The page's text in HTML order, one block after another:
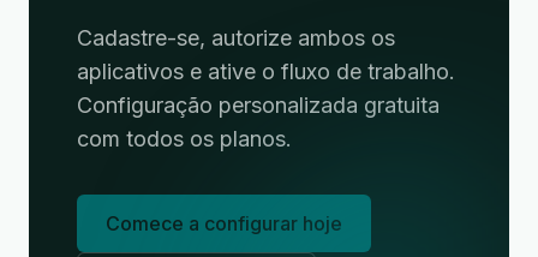
Cadastre-se, autorize ambos os
aplicativos e ative o fluxo de trabalho.
Configuração personalizada gratuita
com todos os planos.
Comece a configurar hoje